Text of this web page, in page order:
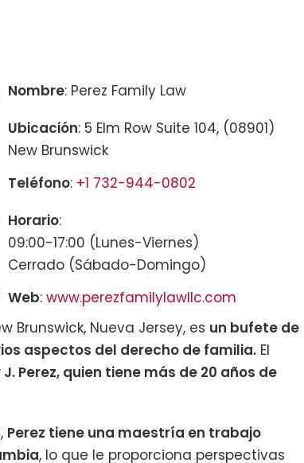
Nombre: Perez Family Law
Ubicación: 5 Elm Row Suite 104, (08901)
New Brunswick
Teléfono: +1 732-944-0802
Horario:
09:00-17:00 (Lunes-Viernes)
Cerrado (Sábado-Domingo)
Web: www.perezfamilylawllc.com
Brunswick, Nueva Jersey, es un bufete de
aspectos del derecho de familia. El
Perez, quien tiene más de 20 años de
Perez tiene una maestría en trabajo
, lo que le proporciona perspectivas